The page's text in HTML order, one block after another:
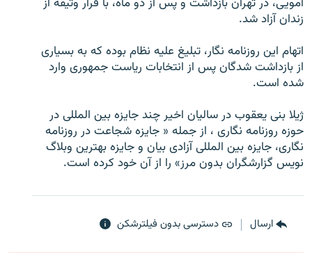
زبان‌های دیگر
امويی، در تهران بازداشت و پس از دو ماه، با قرار وثيقه از
زندان آزاد شد.
اتهام اين روزنامه نگار، تبليغ عليه نظام بوده که به بسياری
از بازداشت شدگان پس از انتخابات رياست جمهوری وارد
شده است.
ژيلا بنی يعقوب در ساليان اخير چند جايزه بين المللی در
حوزه روزنامه نگاری ، از جمله « جايزه شجاعت در روزنامه
نگاری، جايزه بين المللی آزادی بيان و جايزه بهترين وبلاگ
نويس گزارشگران بدون مرز» را از آن خود کرده است.
ارسال دسترسی بدون فیلترشکن